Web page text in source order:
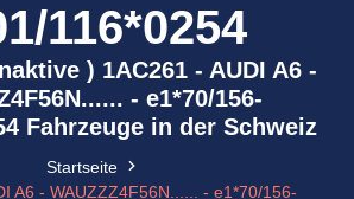
116*0254
) 1AC261 - AUDI A6 -
- e1*70/156-
Fahrzeuge in der Schweiz
Startseite
A6 - WAUZZZ4F56N...... - e1*70/156-